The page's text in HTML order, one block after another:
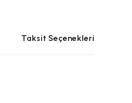
Taksit Seçenekleri